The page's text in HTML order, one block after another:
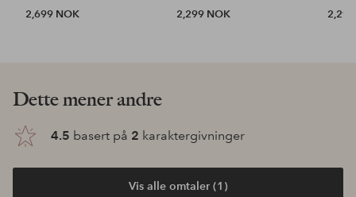
2,699 NOK
2,299 NOK
Dette mener andre
4.5 basert på 2 karaktergivninger
Vis alle omtaler (1)